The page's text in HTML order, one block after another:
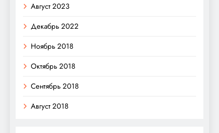
Август 2023
Декабрь 2022
Ноябрь 2018
Октябрь 2018
Сентябрь 2018
Август 2018